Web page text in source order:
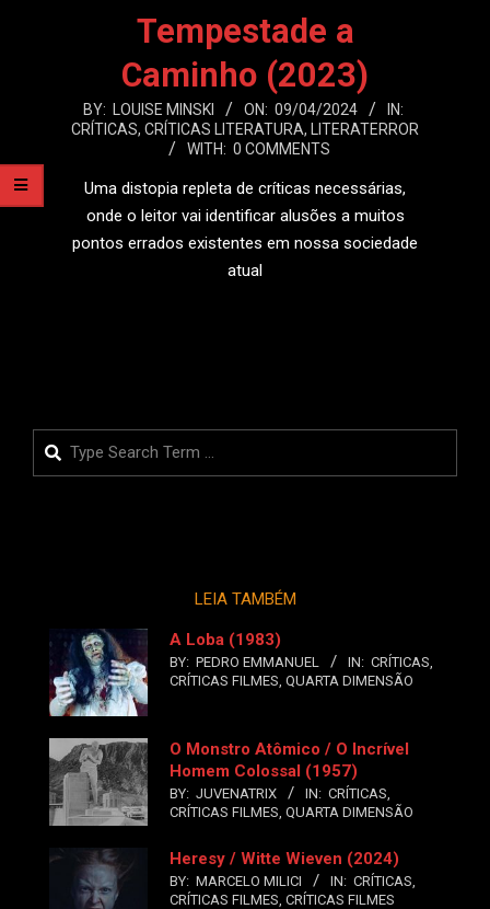
Tempestade a
Caminho (2023)
2024-
04-
BY: LOUISE MINSKI ON: 09/04/2024
IN:
CRÍTICAS, CRÍTICAS LITERATURA,
LITERATERROR
WITH: 0 COMMENTS
Uma distopia repleta de críticas necessárias,
onde o leitor vai identificar alusões a muitos
pontos errados existentes em nossa sociedade
atual
Search
LEIA TAMBÉM
A Loba (1983)
BY: PEDRO EMMANUEL IN: CRÍTICAS,
CRÍTICAS FILMES, QUARTA DIMENSÃO
O Monstro Atômico / O Incrível
Homem Colossal (1957)
BY: JUVENATRIX IN: CRÍTICAS,
CRÍTICAS FILMES, QUARTA DIMENSÃO
Heresy / Witte Wieven (2024)
BY: MARCELO MILICI IN: CRÍTICAS,
CRÍTICAS FILMES, CRÍTICAS FILMES